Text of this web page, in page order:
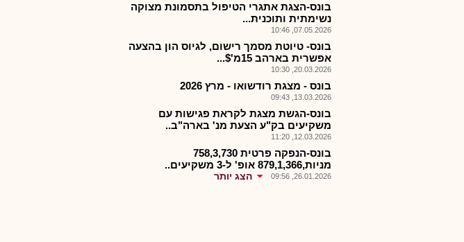
בונס-הצגת אתגרי הטיפול בתסמונת מצוקה
נשימתית ותוכנית...
07.05.2026, 10:46
בונס- טיוטת מסמך רישום, לגיוס הון בהצעה
אפשרית בארהב 15מ'$...
20.03.2026, 10:30
בונס - מצגת רודשואו - מרץ 2026
13.03.2026, 09:43
בונס-הגשת מצגת לקראת פגישות עם
משקיעים בק"ע הצעת מנ' בארה"ב..
12.03.2026, 11:20
בונס-הנפקה פרטית 758,3,730
מניות,879,1,366 אופ' ל-3 משקיעים..
26.01.2026, 09:56 הצג יותר